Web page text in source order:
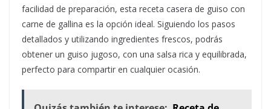
facilidad de preparación, esta receta casera de guiso con
carne de gallina es la opción ideal. Siguiendo los pasos
detallados y utilizando ingredientes frescos, podrás
obtener un guiso jugoso, con una salsa rica y equilibrada,
perfecto para compartir en cualquier ocasión.